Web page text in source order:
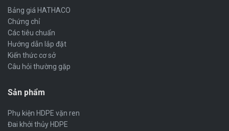
Bảng giá HATHACO
Chứng chỉ
Các tiêu chuẩn
Hướng dẫn lắp đặt
Kiến thức cơ sở
Câu hỏi thường gặp
Sản phẩm
Phụ kiện HDPE vặn ren
Đai khởi thủy HDPE